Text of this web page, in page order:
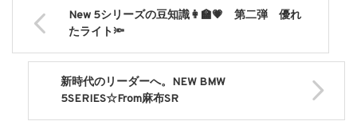
New 5シリーズの豆知識👩‍🏫💗 第二弾 優れ
たライト🔦
新時代のリーダーへ。NEW BMW
5SERIES☆From麻布SR